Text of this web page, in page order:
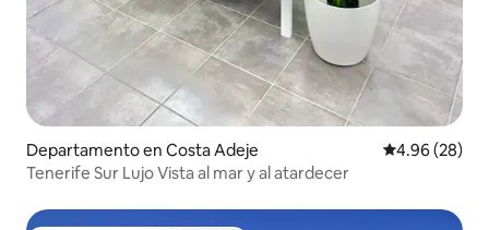
Departamento en Costa Adeje Calificación
4.96 (28)
Tenerife Sur Lujo Vista al mar y al atardecer